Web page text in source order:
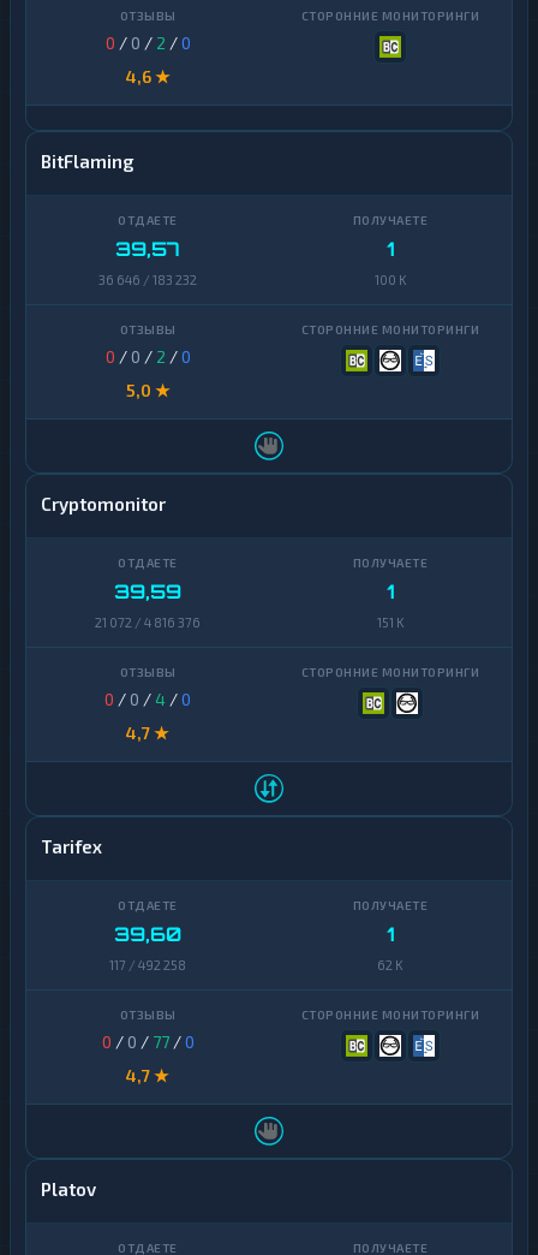
0 / 0 / 2 /0
4,6 ★
BitFlaming
39,57
36 646 / 183 232
1
100 K
0 / 0 / 2 /0
5,0 ★
Cryptomonitor
39,59
21 072 / 4 816 376
1
151 K
0 / 0 / 4 /0
4,7 ★
Tarifex
39,60
117 / 492 258
1
62 K
0 / 0 / 77/0
4,7 ★
Platov